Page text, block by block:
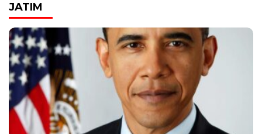
JATIM